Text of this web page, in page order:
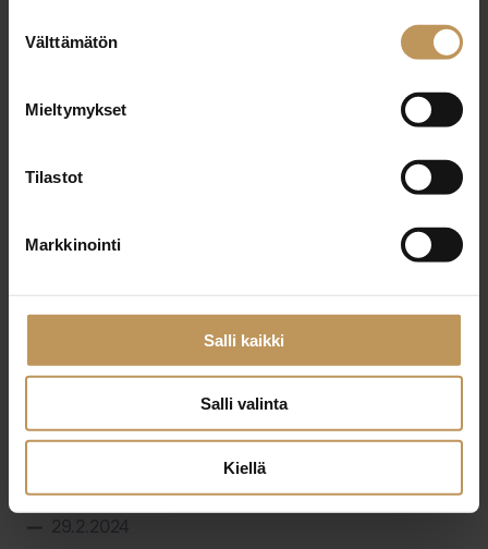
valinta
Välttämätön
Mieltymykset
Tilastot
Markkinointi
Salli kaikki
Salli valinta
Kiellä
29.2.2024
Lue artikkeli
29.2.2024